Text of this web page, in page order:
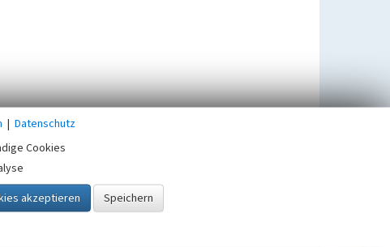
| Datenschutz
Cookies